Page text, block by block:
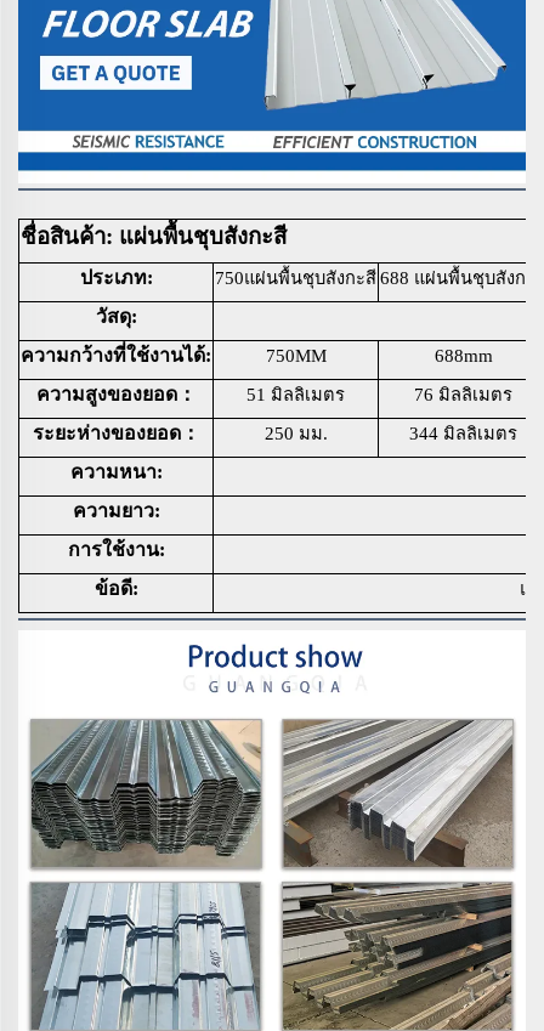
ชื่อสินค้า: แผ่นพื้นชุบสังกะสี
ประเภท: 750แผ่นพื้นชุบสังกะสี688 แผ่นพื้นชุบสังกะ
วัสดุ:
ความกว้างที่ใช้งานได้:
750MM 688mm
ความสูงของยอด： 51 มิลลิเมตร 76 มิลลิเมตร
ระยะห่างของยอด： 250 มม. 344 มิลลิเมตร
ความหนา:
ความยาว:
การใช้งาน:
ข้อดี:
แ